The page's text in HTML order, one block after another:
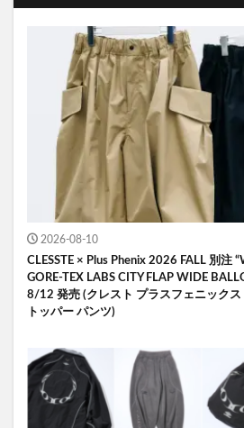
2026-08-10
CLESSTE × Plus Phenix 2026 FALL 別注
GORE-TEX LABS CITY FLAP WIDE
8/12 発売 (クレスト プラスフェニック
トッパー パンツ)